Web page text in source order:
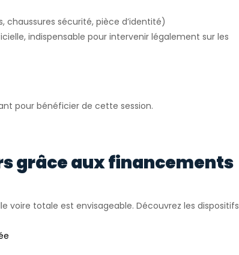
chaussures sécurité, pièce d’identité)
indispensable pour intervenir légalement sur les
pour bénéficier de cette session.
grâce aux financements
voire totale est envisageable. Découvrez les dispositifs